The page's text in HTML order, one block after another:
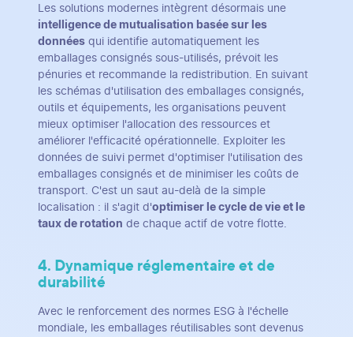
Les solutions modernes intègrent désormais une
intelligence de mutualisation basée sur les
données qui identifie automatiquement les
emballages consignés sous-utilisés, prévoit les
pénuries et recommande la redistribution. En suivant
les schémas d'utilisation des emballages consignés,
outils et équipements, les organisations peuvent
mieux optimiser l'allocation des ressources et
améliorer l'efficacité opérationnelle. Exploiter les
données de suivi permet d'optimiser l'utilisation des
emballages consignés et de minimiser les coûts de
transport. C'est un saut au-delà de la simple
localisation : il s'agit d'optimiser le cycle de vie et le
taux de rotation de chaque actif de votre flotte.
4. Dynamique réglementaire et de
durabilité
Avec le renforcement des normes ESG à l'échelle
mondiale, les emballages réutilisables sont devenus